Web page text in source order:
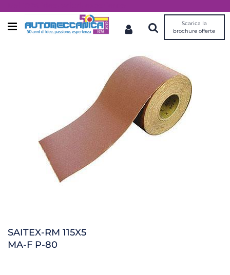
Open menu
Scarica la
brochure offerte
SAITEX-RM 115X5
MA-F P-80